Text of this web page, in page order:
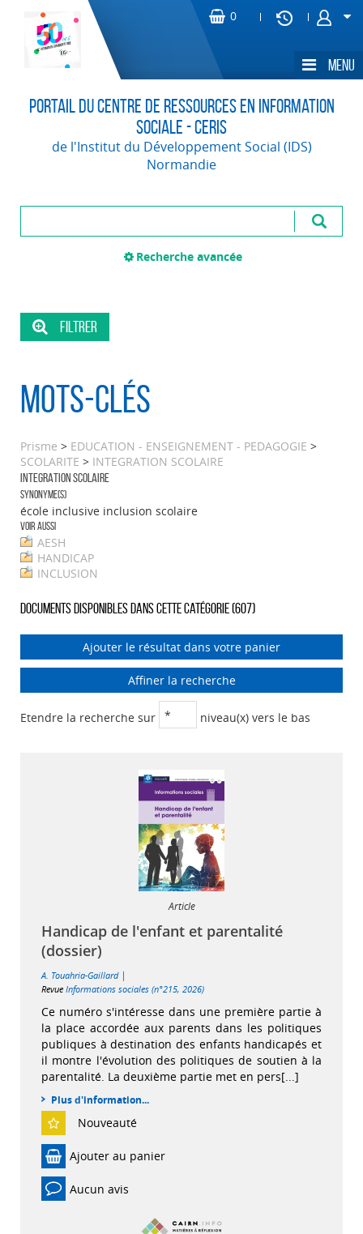
Portail du Centre de Ressources en Information
Sociale - CERIS
de l'Institut du Développement Social (IDS)
Normandie
Recherche avancée
Mots-clés
Prisme > EDUCATION - ENSEIGNEMENT - PEDAGOGIE >
SCOLARITE > INTEGRATION SCOLAIRE
INTEGRATION SCOLAIRE
Synonyme(s)
école inclusive inclusion scolaire
Voir aussi
AESH
HANDICAP
INCLUSION
Documents disponibles dans cette catégorie (607)
Ajouter le résultat dans votre panier
Affiner la recherche
Etendre la recherche sur niveau(x) vers le bas
Article
Handicap de l'enfant et parentalité
(dossier)
A. Touahria-Gaillard |
Revue Informations sociales (n°215, 2026)
Ce numéro s'intéresse dans une première partie à
la place accordée aux parents dans les politiques
publiques à destination des enfants handicapés et
il montre l'évolution des politiques de soutien à la
parentalité. La deuxième partie met en pers[...]
Plus d'information...
Nouveauté
Ajouter au panier
Aucun avis